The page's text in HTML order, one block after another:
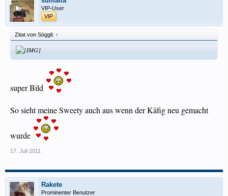
VIP-User
VIP
Zitat von Söggli: ↑
super Bild
So sieht meine Sweety auch aus wenn der Käfig neu gemacht
wurde
17. Juli 2011
Rakete
Prominenter Benutzer